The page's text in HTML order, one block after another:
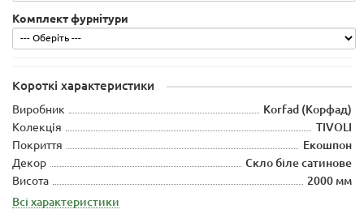
Комплект фурнітури
Короткі характеристики
Виробник
Korfad (Корфад)
Колекція
TIVOLI
Покриття
Екошпон
Декор
Скло біле сатинове
Висота
2000 мм
Всі характеристики